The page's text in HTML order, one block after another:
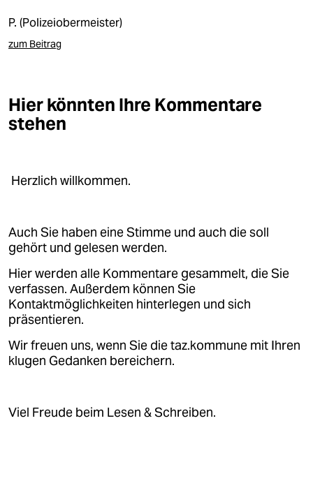
P. (Polizeiobermeister)
zum Beitrag
Hier könnten Ihre Kommentare
stehen
Herzlich willkommen.
Auch Sie haben eine Stimme und auch die soll
gehört und gelesen werden.
Hier werden alle Kommentare gesammelt, die Sie
verfassen. Außerdem können Sie
Kontaktmöglichkeiten hinterlegen und sich
präsentieren.
Wir freuen uns, wenn Sie die taz.kommune mit Ihren
klugen Gedanken bereichern.
Viel Freude beim Lesen & Schreiben.